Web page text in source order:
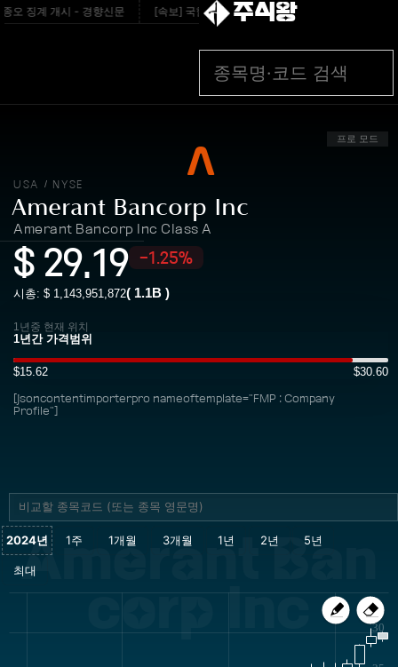
오 징계 개시 - 경향신문 [속보] 국힘 윤리위, '돌려차기 발언' 서범수·진종오
주식왕
프로 모드
USA / NYSE
Amerant Bancorp Inc
Amerant Bancorp Inc Class A
$ 29.19 -1.25%
시총: $ 1,143,951,872( 1.1B )
1년중 현재 위치
$15.62 $30.60
[jsoncontentimporterpro nameoftemplate="FMP : Company
Profile"]
Amerant Ban
corp Inc 30